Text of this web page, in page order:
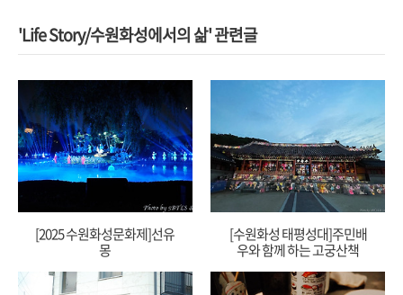
'Life Story/수원화성에서의 삶' 관련글
[2025 수원화성문화제]선유
몽
[수원화성 태평성대]주민배
우와 함께 하는 고궁산책